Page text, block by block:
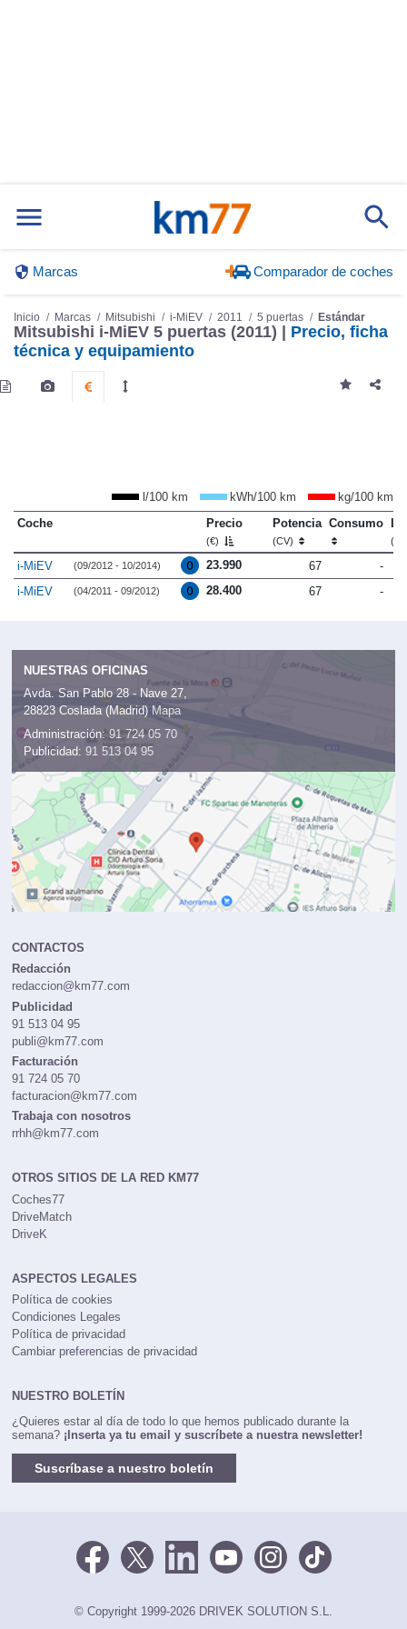
Marcas Comparador de coches
Inicio Marcas Mitsubishi i-MiEV 2011 5 puertas Estándar
Mitsubishi i-MiEV 5 puertas (2011) | Precio, ficha
técnica y equipamiento
l/100 km kWh/100 km
kg/100 km
Coche
Precio
(€)
Potencia
(CV)
Consumo
i-MiEV (09/2012 - 10/2014) 23.990 67
-
i-MiEV
(04/2011 - 09/2012) 28.400 67 -
NUESTRAS OFICINAS
Avda. San Pablo 28 - Nave 27,
28823 Coslada (Madrid) Mapa
Administración: 91 724 05 70
Publicidad: 91 513 04 95
CONTACTOS
Redacción
redaccion@km77.com
Publicidad
91 513 04 95
publi@km77.com
Facturación
91 724 05 70
facturacion@km77.com
Trabaja con nosotros
rrhh@km77.com
OTROS SITIOS DE LA RED KM77
Coches77
DriveMatch
DriveK
ASPECTOS LEGALES
Política de cookies
Condiciones Legales
Política de privacidad
Cambiar preferencias de privacidad
NUESTRO BOLETÍN
¿Quieres estar al día de todo lo que hemos publicado durante la
semana? ¡Inserta ya tu email y suscríbete a nuestra newsletter!
Suscríbase a nuestro boletín
© Copyright 1999-2026 DRIVEK SOLUTION S.L.